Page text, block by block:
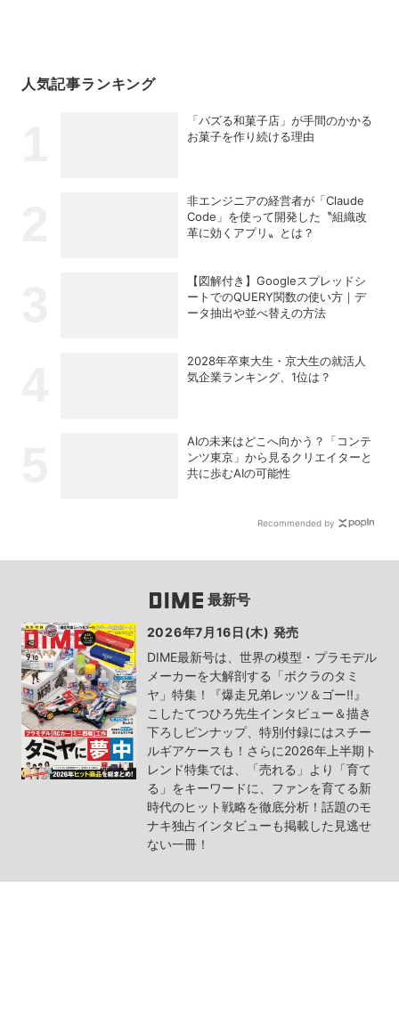
人気記事ランキング
「バズる和菓子店」が手間のかかる
お菓子を作り続ける理由
非エンジニアの経営者が「Claude
Code」を使って開発した〝組織改
革に効くアプリ〟とは？
【図解付き】Googleスプレッドシ
ートでのQUERY関数の使い方｜デ
ータ抽出や並べ替えの方法
2028年卒東大生・京大生の就活人
気企業ランキング、1位は？
AIの未来はどこへ向かう？「コンテ
ンツ東京」から見るクリエイターと
共に歩むAIの可能性
Recommended by
最新号
2026年7月16日(木) 発売
DIME最新号は、世界の模型・プラモデル
メーカーを大解剖する「ボクラのタミ
ヤ」特集！『爆走兄弟レッツ＆ゴー!!』
こしたてつひろ先生インタビュー＆描き
下ろしピンナップ、特別付録にはスチー
ルギアケースも！さらに2026年上半期ト
レンド特集では、「売れる」より「育て
る」をキーワードに、ファンを育てる新
時代のヒット戦略を徹底分析！話題のモ
ナキ独占インタビューも掲載した見逃せ
ない一冊！